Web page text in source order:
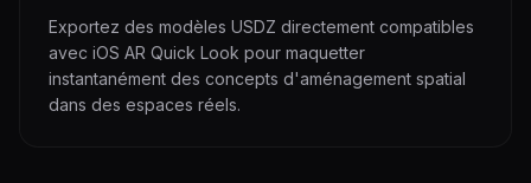
Exportez des modèles USDZ directement compatibles
avec iOS AR Quick Look pour maquetter
instantanément des concepts d'aménagement spatial
dans des espaces réels.